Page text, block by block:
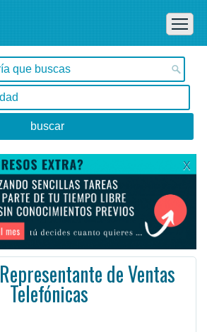
X
de Ventas
Telefónicas